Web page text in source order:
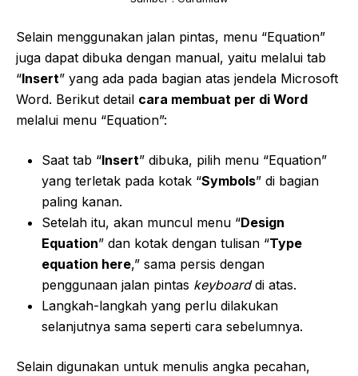
Selain menggunakan jalan pintas, menu “Equation”
juga dapat dibuka dengan manual, yaitu melalui tab
“Insert” yang ada pada bagian atas jendela Microsoft
Word. Berikut detail cara membuat per di Word
melalui menu “Equation”:
Saat tab “Insert” dibuka, pilih menu “Equation”
yang terletak pada kotak “Symbols” di bagian
paling kanan.
Setelah itu, akan muncul menu “Design
Equation” dan kotak dengan tulisan “Type
equation here,” sama persis dengan
penggunaan jalan pintas keyboarddi atas.
Langkah-langkah yang perlu dilakukan
selanjutnya sama seperti cara sebelumnya.
Selain digunakan untuk menulis angka pecahan,